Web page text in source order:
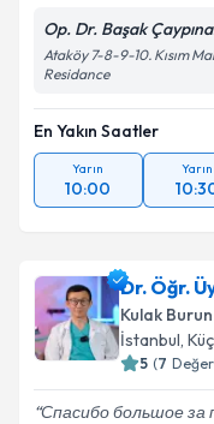
Op. Dr. Başak
Ataköy 7-8-9-10. Kısım
Residance
En Yakın Saatler
Yarın
10:00
Yarın
Dr. Öğr.
Kulak
İstanbul,
5 (7
Спасибо большое